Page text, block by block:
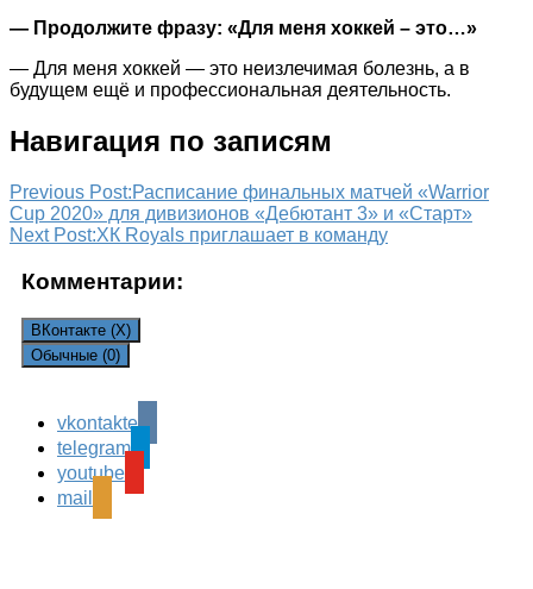
— Продолжите фразу: «Для меня хоккей – это…»
— Для меня хоккей — это неизлечимая болезнь, а в
будущем ещё и профессиональная деятельность.
Навигация по записям
Previous Post:Расписание финальных матчей «Warrior
Cup 2020» для дивизионов «Дебютант 3» и «Старт»
Next Post:ХК Royals приглашает в команду
Комментарии:
ВКонтакте (X)
Обычные (0)
Leave a Reply
Ваш адрес email не будет опубликован.
поля помечены
vkontakte
telegram
youtube
mail